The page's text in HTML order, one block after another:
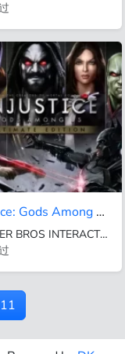
Injustice: Gods Among Us Ultimate Edition
WARNER BROS INTERACTIVE ENTERTAINMENT
11